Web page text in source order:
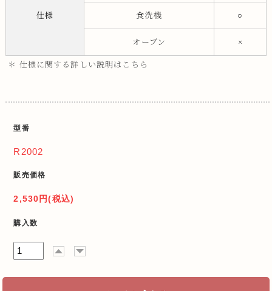
仕様 食洗機 ○
オーブン ×
＊ 仕様に関する詳しい説明はこちら
型番
R2002
販売価格
2,530円(税込)
購入数